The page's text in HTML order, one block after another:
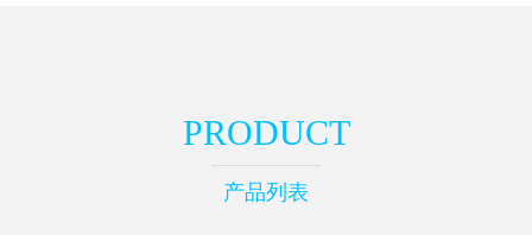
PRODUCT
产品列表